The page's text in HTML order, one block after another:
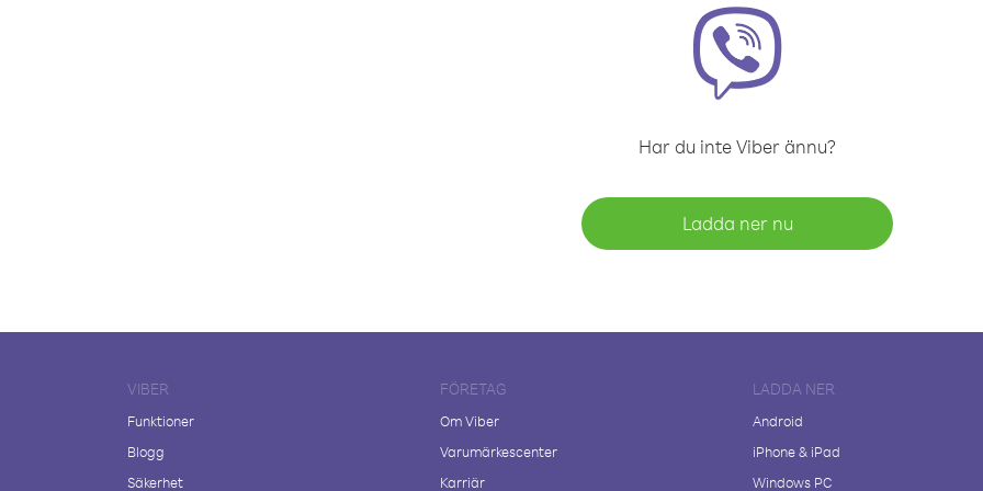
Har du inte Viber ännu?
Ladda ner nu
VIBER
Funktioner
Blogg
Säkerhet
FÖRETAG
Om Viber
Varumärkescenter
Karriär
LADDA NER
Android
iPhone & iPad
Windows PC